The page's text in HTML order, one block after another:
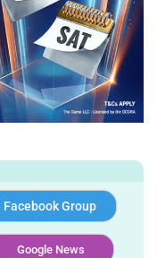
Facebook Group
Google News